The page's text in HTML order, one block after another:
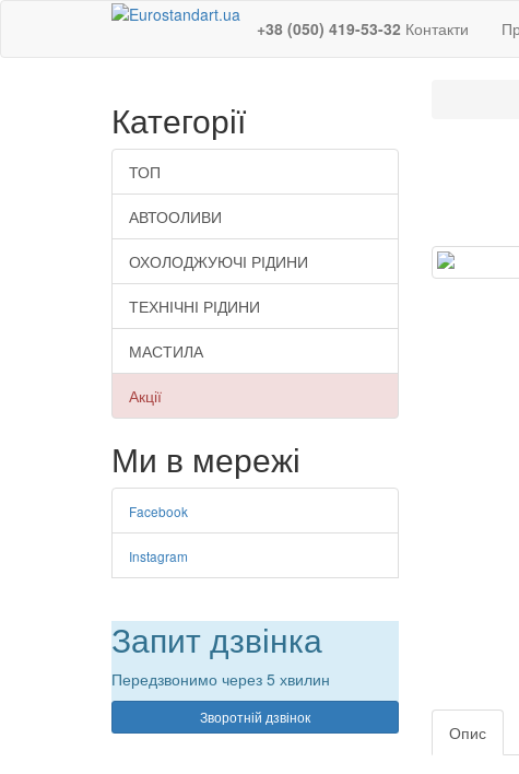
+38 (050) 419-53-32 Контакти
Категорії
ТОП
АВТООЛИВИ
ОХОЛОДЖУЮЧІ РІДИНИ
ТЕХНІЧНІ РІДИНИ
МАСТИЛА
Акції
Ми в мережі
Facebook
Instagram
Запит дзвінка
Передзвонимо через 5 хвилин
Зворотній дзвінок
Опис